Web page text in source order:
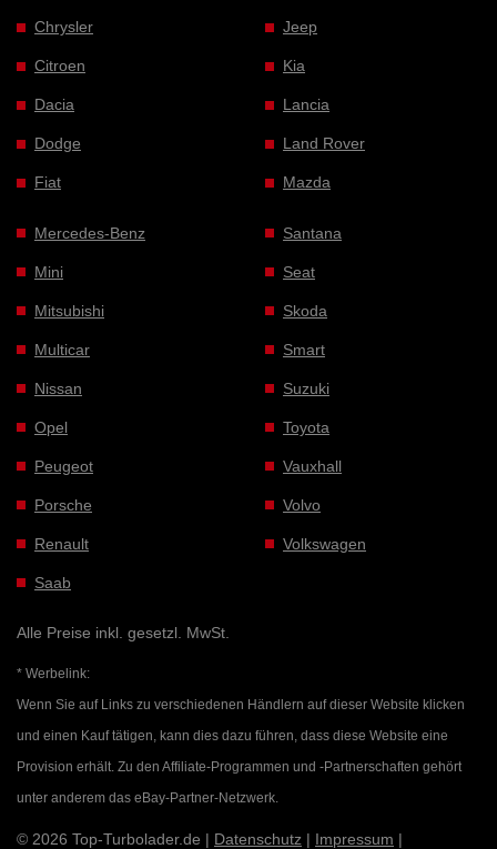
Chrysler
Citroen
Dacia
Dodge
Fiat
Jeep
Kia
Lancia
Land Rover
Mazda
Mercedes-Benz
Mini
Mitsubishi
Multicar
Nissan
Opel
Peugeot
Porsche
Renault
Saab
Santana
Seat
Skoda
Smart
Suzuki
Toyota
Vauxhall
Volvo
Volkswagen
Alle Preise inkl. gesetzl. MwSt.
* Werbelink:
Wenn Sie auf Links zu verschiedenen Händlern auf dieser Website klicken
und einen Kauf tätigen, kann dies dazu führen, dass diese Website eine
Provision erhält. Zu den Affiliate-Programmen und -Partnerschaften gehört
unter anderem das eBay-Partner-Netzwerk.
© 2026 Top-Turbolader.de | Datenschutz | Impressum |